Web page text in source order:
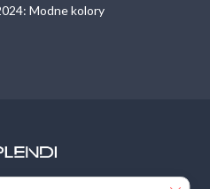
Modne kolory